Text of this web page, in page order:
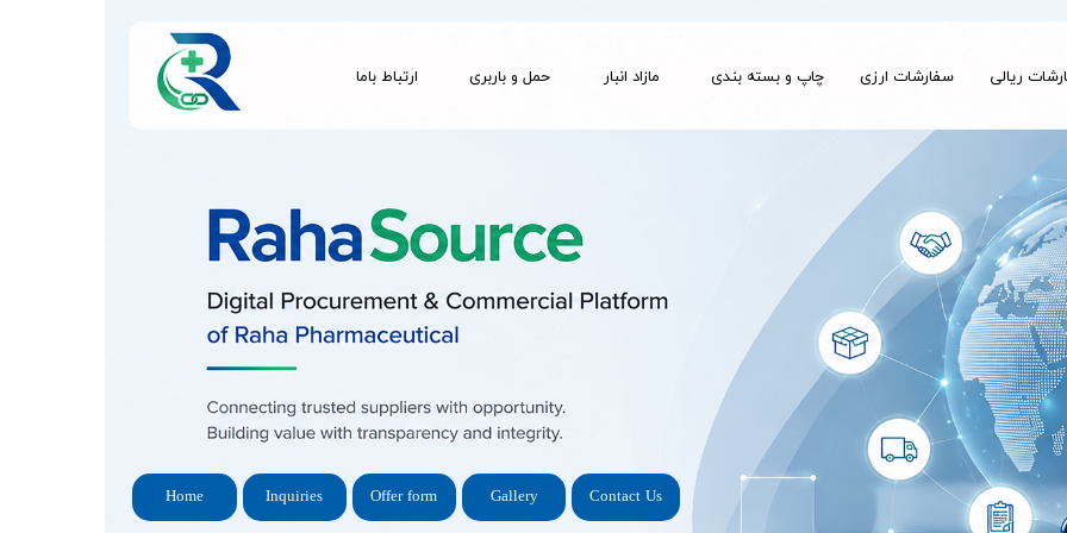
ریالی سفارشات ارزی چاپ و بسته بندی مازاد انبار حمل و باربری ارتباط باما
Home Inquiries Offer form Gallery Contact Us